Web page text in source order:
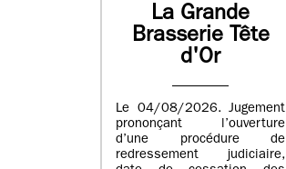
La Grande
Brasserie Tête
d'Or
Le 04/08/2026. Jugement
prononçant l’ouverture
d’une procédure de
redressement judiciaire,